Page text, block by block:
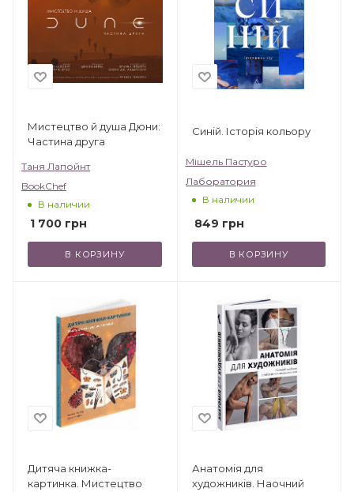
Мистецтво й душа Дюни:
Частина друга
Таня Лапойнт
BookChef
В наличии
1 700 грн
В КОРЗИНУ
Синій. Історія кольору
Мішель Пастуро
Лаборатория
В наличии
849 грн
В КОРЗИНУ
Дитяча книжка-
картинка. Мистецтво
Анатомія для
художників. Наочний